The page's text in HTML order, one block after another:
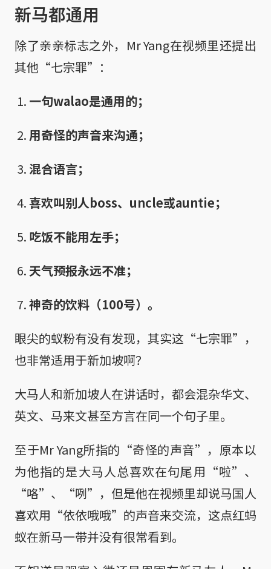
新马都通用
除了亲亲标志之外，Mr Yang在视频里还提出
其他“七宗罪”：
一句walao是通用的；
用奇怪的声音来沟通；
混合语言；
喜欢叫别人boss、uncle或auntie；
吃饭不能用左手；
天气预报永远不准；
神奇的饮料（100号）。
眼尖的蚁粉有没有发现，其实这“七宗罪”，
也非常适用于新加坡啊？
大马人和新加坡人在讲话时，都会混杂华文、
英文、马来文甚至方言在同一个句子里。
至于Mr Yang所指的“奇怪的声音”，原本以
为他指的是大马人总喜欢在句尾用“啦”、
“咯”、“咧”，但是他在视频里却说马国人
喜欢用“依依哦哦”的声音来交流，这点红蚂
蚁在新马一带并没有很常看到。